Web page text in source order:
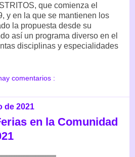
que comienza el
y en la que se mantienen los
la propuesta desde su
así un programa diverso en el
disciplinas y especialidades
comentarios :
de 2021
en la Comunidad